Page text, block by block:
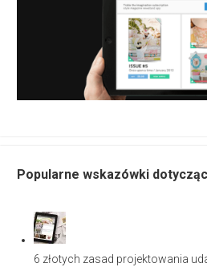
Popularne wskazówki
6 złotych zasad projektowania